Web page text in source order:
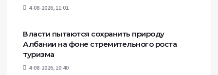
4-08-2026, 11:01
Власти пытаются сохранить природу
Албании на фоне стремительного роста
туризма
4-08-2026, 10:40